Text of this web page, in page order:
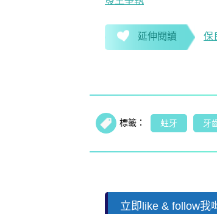
延伸閱讀 保
標籤： 蛀牙 牙
立即like & follow我